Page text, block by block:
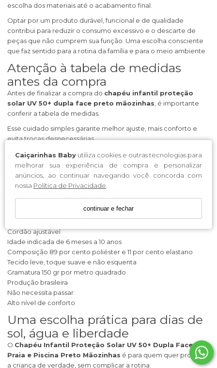
Caiçarinhas Baby utiliza cookies e outras tecnologias para
melhorar sua experiência de compra e personalizar
anúncios, ao continuar navegando você concorda com
nossa Política de Privacidade.
continuar e fechar
escolha dos materiais até o acabamento final.
Optar por um produto durável, funcional e de qualidade
contribui para reduzir o consumo excessivo e o descarte de
peças que não cumprem sua função. Uma escolha consciente
que faz sentido para a rotina da família e para o meio ambiente.
Atenção à tabela de medidas
antes da compra
Antes de finalizar a compra do chapéu infantil proteção
solar UV 50+ dupla face preto mãozinhas, é importante
conferir a tabela de medidas.
Esse cuidado simples garante melhor ajuste, mais conforto e
evita trocas desnecessárias.
Características técnicas do
chapéu infantil UV 50+
Modelo chapéu infantil proteção solar UV 50+
Dupla face com estampa e lado liso
Indicado para praia e piscina
Proteção UV 50+ certificada
Uso dentro e fora da água
Cordão ajustável
Idade indicada de 6 meses a 10 anos
Composição 89 por cento poliéster e 11 por cento elastano
Tecido leve, toque suave e não esquenta
Gramatura 150 gr por metro quadrado
Produção brasileira
Não necessita passar
Alto nível de conforto
Uma escolha prática para dias de
sol, água e liberdade
O Chapéu Infantil Proteção Solar UV 50+ Dupla Face
Praia e Piscina Preto Mãozinhas é para quem quer proteger
a criança de verdade, sem complicar a rotina.